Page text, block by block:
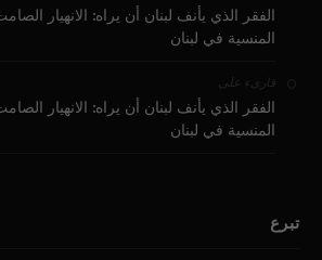
الفقر الذي يأنف لبنان أن يراه: الانهيار
المنسية في لبنان
قارىء على
الفقر الذي يأنف لبنان أن يراه: الانهيار
المنسية في لبنان
تبرع